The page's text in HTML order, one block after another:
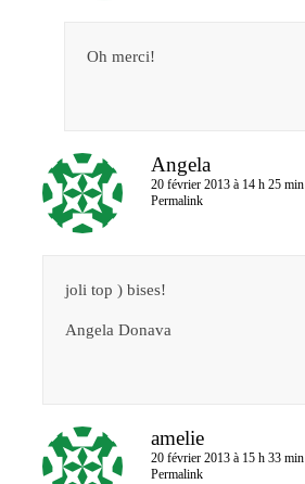
Oh merci!
Angela
20 février 2013 à 14 h 25 min
Permalink
joli top ) bises!
Angela Donava
amelie
20 février 2013 à 15 h 33 min
Permalink